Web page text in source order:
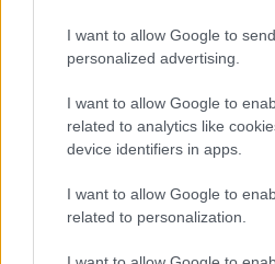
I want to allow Google to
personalized advertising.
I want to allow Google to
related to analytics like
device identifiers in apps.
I want to allow Google to
related to personalization.
Μπορεί να είμαστε. Μάλλον είμαστε.
Άμποτε το δω θα πανηγυρίσω
πως βαρέθηκα να το ακούω.